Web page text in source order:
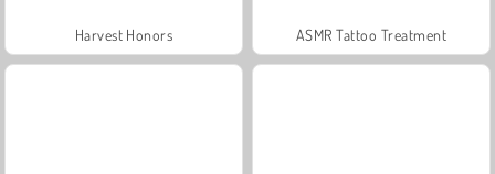
Harvest Honors ASMR Tattoo Treatment